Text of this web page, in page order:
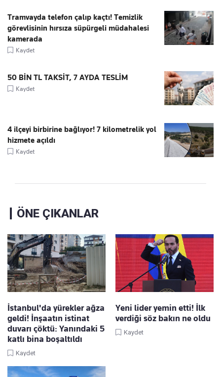
Tramvayda telefon çalıp kaçtı! Temizlik
görevlisinin hırsıza süpürgeli müdahalesi
kamerada
Kaydet
50 BİN TL TAKSİT, 7 AYDA TESLİM
Kaydet
4 ilçeyi birbirine bağlıyor! 7 kilometrelik yol
hizmete açıldı
Kaydet
ÖNE ÇIKANLAR
İstanbul'da yürekler ağza
geldi! İnşaatın istinat
duvarı çöktü: Yanındaki 5
katlı bina boşaltıldı
Kaydet
Yeni lider yemin etti! İlk
verdiği söz bakın ne oldu
Kaydet